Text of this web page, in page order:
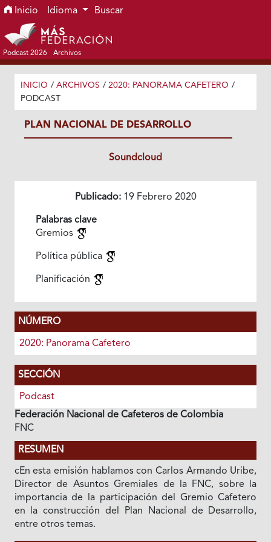
Ir al menú de navegación principal
Ir al contenido principal
Ir al pie de página del sitio
Inicio Idioma Buscar
Podcast 2026 Archivos
INICIO / ARCHIVOS / 2020: PANORAMA CAFETERO /
PODCAST
PLAN NACIONAL DE DESARROLLO
Soundcloud
Publicado:19 Febrero 2020
Palabras clave
Gremios
Política pública
Planificación
NÚMERO
2020: Panorama Cafetero
SECCIÓN
Podcast
Federación Nacional de Cafeteros de Colombia
FNC
RESUMEN
cEn esta emisión hablamos con Carlos Armando Uribe,
Director de Asuntos Gremiales de la FNC, sobre la
importancia de la participación del Gremio Cafetero
en la construcción del Plan Nacional de Desarrollo,
entre otros temas.